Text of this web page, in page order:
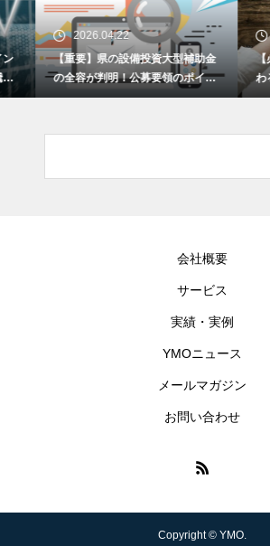
2026.04.22
【重要】県の設備投資大型補助金
の全容が判明！公募要領のポイン
トを解説します！
【必読
わる新支
金」とは
会社概要
サービス
実績・実例
YMOニュース
メールマガジン
お問い合わせ
Copyright © YMO.